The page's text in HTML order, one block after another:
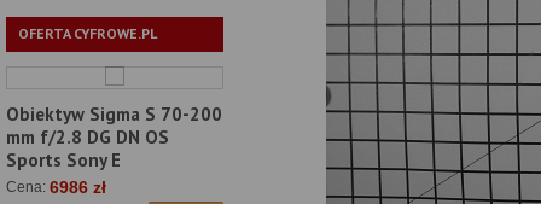
OFERTA CYFROWE.PL
Obiektyw Sigma S 70-200
mm f/2.8 DG DN OS
Sports Sony E
Cena: 6986 zł